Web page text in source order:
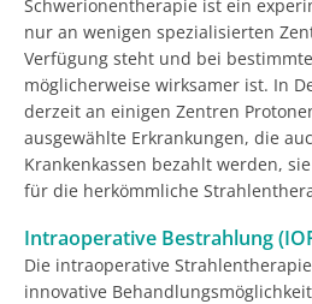
Schwerionentherapie ist ein
nur an wenigen spezialisierten
Verfügung steht und bei
möglicherweise wirksamer ist. In
derzeit an einigen Zentren
ausgewählte Erkrankungen, die
Krankenkassen bezahlt werden,
für die herkömmliche
Intraoperative Bestrahlung
Die intraoperative Strahlentherapie
innovative